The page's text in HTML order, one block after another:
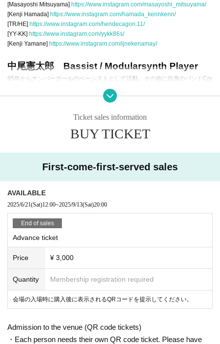
[Masayoshi Mitsuyama] https://www.instagram.com/masayoshi_mitsuyama/
[Kenji Hamada] https://www.instagram.com/hamada_kennkenn/
[TR/HE] https://www.instagram.com/hendecagon.11/
[YY-KK] https://www.instagram.com/yykk86s/
[Kenji Yamane] https://www.instagram.com/ijnekenamay/
中尾憲太郎 Bassist / Modularsynth Player
95年からナンバーガールのベーシストとして活動。その他に自身のバンドCry
pt CityをはじめACO、浅井健一&The Interchange Kills、ART-SCHOOLなどの
バンドに参加。ドラマー中村達也氏とのユニット勃殺戒洞やその他多くの即
Ticket sales information
BUY TICKET
First-come-first-served sales
AVAILABLE
2025/6/21(Sat)12:00~2025/9/13(Sat)20:00
End of sales
Advance ticket
Price ¥ 3,000
Quantity Membership registration required
会場の入場時に購入後に表示されるQRコードを提示してください。
Admission to the venue (QR code tickets)
・Each person needs their own QR code ticket. Please have